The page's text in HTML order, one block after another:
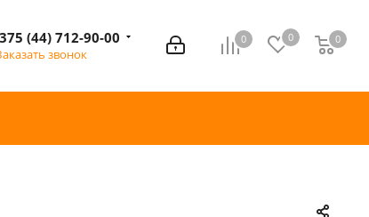
0 0 0
0
(44) 712-90-00
звонок